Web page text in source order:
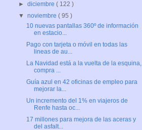
►diciembre( 122 )
▼noviembre( 95 )
10 nuevas pantallas 360º de información
en estacio...
Pago con tarjeta o móvil en todas las
lineas de au...
La Navidad está a la vuelta de la esquina,
compra ...
Guía azul en 42 oficinas de empleo para
mejorar la...
Un incremento del 1% en viajeros de
Renfe hasta oc...
17 millones para mejora de las aceras y
del asfalt...